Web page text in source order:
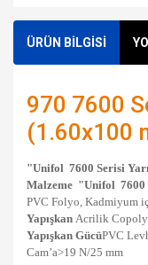
ÜRÜN BİLGİSİ
970 7600
(1.60x100
"Unifol 7600 Serisi
Malzeme "Unifol 7600
PVC Folyo, Kadmiyum
Yapışkan Acrilik
Yapışkan GücüPVC
Cam’a>19 N/25 mm